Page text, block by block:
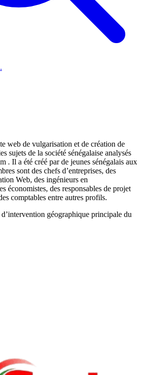
web de vulgarisation et de création de
sujets de la société sénégalaise analysés
. Il a été créé par de jeunes sénégalais aux
sont des chefs d’entreprises, des
Web, des ingénieurs en
économistes, des responsables de projet
comptables entre autres profils.
géographique principale du